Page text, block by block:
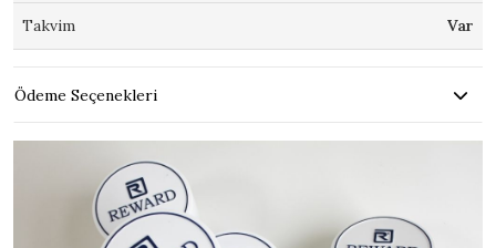
Takvim Var
Ödeme Seçenekleri